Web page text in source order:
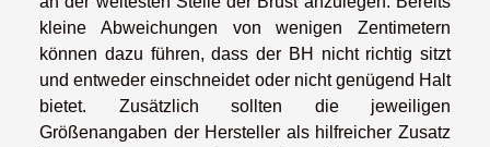
kleine Abweichungen von wenigen Zentimetern
können dazu führen, dass der BH nicht richtig sitzt
und entweder einschneidet oder nicht genügend Halt
bietet. Zusätzlich sollten die jeweiligen
Größenangaben der Hersteller als hilfreicher Zusatz